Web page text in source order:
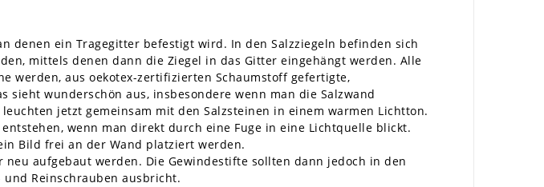
denen ein Tragegitter befestigt wird. In den Salzziegeln befinden sich
mittels denen dann die Ziegel in das Gitter eingehängt werden. Alle
werden, aus oekotex-zertifizierten Schaumstoff gefertigte,
wunderschön aus, insbesondere wenn man die Salzwand
jetzt gemeinsam mit den Salzsteinen in einem warmen Lichtton.
wenn man direkt durch eine Fuge in eine Lichtquelle blickt.
Bild frei an der Wand platziert werden.
aufgebaut werden. Die Gewindestifte sollten dann jedoch in den
und Reinschrauben ausbricht.